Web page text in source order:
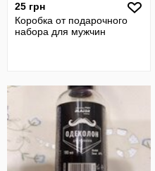
25 грн
Коробка от подарочного
набора для мужчин